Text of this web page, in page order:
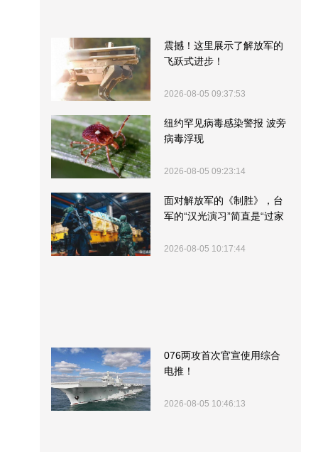
震撼！这里展示了解放军的
飞跃式进步！
2026-08-05 09:37:53
纽约罕见病毒感染警报 波旁
病毒浮现
2026-08-05 09:23:14
面对解放军的《制胜》，台
军的“汉光演习”简直是“过家
2026-08-05 10:17:44
076两攻首次官宣使用综合
电推！
2026-08-05 10:46:13